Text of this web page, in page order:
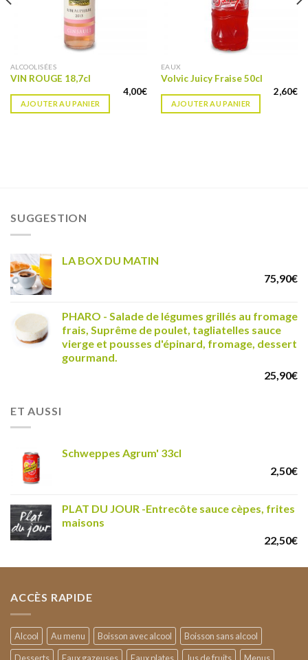
ALCOOLISÉES
VIN ROUGE 18,7cl
4,00€
AJOUTER AU PANIER
EAUX
Volvic Juicy Fraise 50cl
2,60€
AJOUTER AU PANIER
SUGGESTION
LA BOX DU MATIN
75,90€
PHARO - Salade de légumes grillés au fromage
frais, Suprême de poulet, tagliatelles sauce
vierge et pousses d'épinard, fromage, dessert
gourmand.
25,90€
ET AUSSI
Schweppes Agrum' 33cl
2,50€
PLAT DU JOUR -Entrecôte sauce cèpes, frites
maisons
22,50€
ACCÈS RAPIDE
Alcool Au menu Boisson avec alcool
Boisson sans alcool